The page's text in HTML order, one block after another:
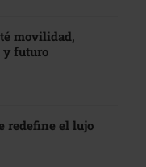
movilidad,
futuro
redefine el lujo